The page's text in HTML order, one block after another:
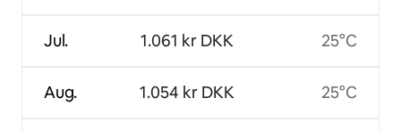
Jul.
Aug.
1.061 kr DKK
1.054 kr DKK
25°C
25°C